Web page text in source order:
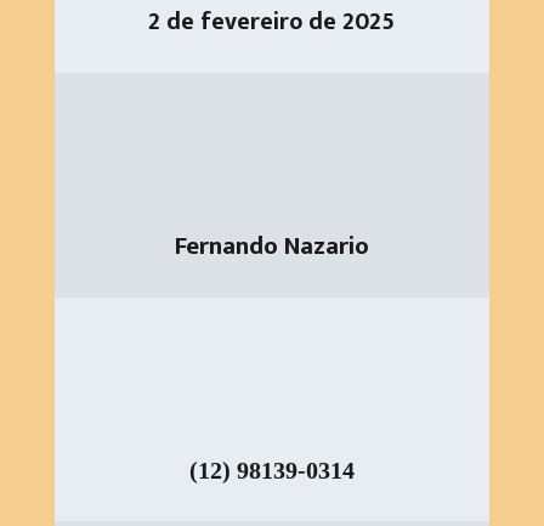
2 de fevereiro de 2025
Fernando Nazario
(12) 98139-0314